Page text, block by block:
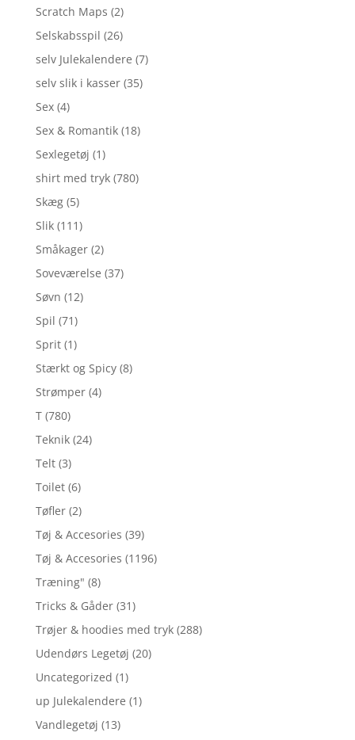
Scratch Maps (2)
Selskabsspil (26)
selv Julekalendere (7)
selv slik i kasser (35)
Sex (4)
Sex & Romantik (18)
Sexlegetøj (1)
shirt med tryk (780)
Skæg (5)
Slik (111)
Småkager (2)
Soveværelse (37)
Søvn (12)
Spil (71)
Sprit (1)
Stærkt og Spicy (8)
Strømper (4)
T (780)
Teknik (24)
Telt (3)
Toilet (6)
Tøfler (2)
Tøj & Accesories (39)
Tøj & Accesories (1196)
Træning" (8)
Tricks & Gåder (31)
Trøjer & hoodies med tryk (288)
Udendørs Legetøj (20)
Uncategorized (1)
up Julekalendere (1)
Vandlegetøj (13)